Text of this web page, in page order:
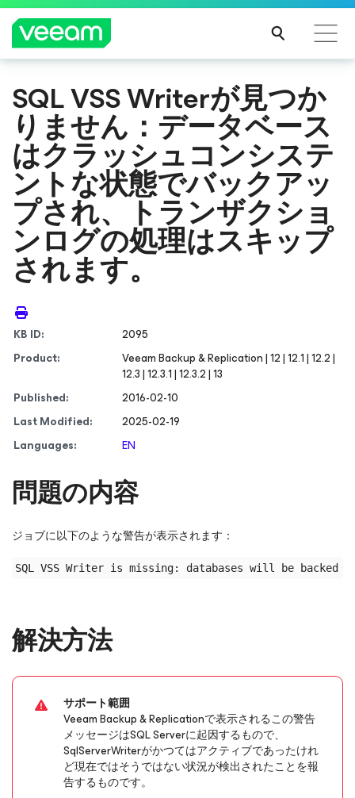
CrowdStrikeのコンテンツ更新によって影響を受け
るお客様向けのVeeamのガイダンス
続き
を読
む
SQL VSS Writerが見つか
りません：データベース
はクラッシュコンシステ
ントな状態でバックアッ
プされ、トランザクショ
ンログの処理はスキップ
されます。
KB ID:
2095
Product:
Veeam Backup & Replication | 12 | 12.1 | 12.2 |
12.3 | 12.3.1 | 12.3.2 | 13
Published:
2016-02-10
Last Modified:
2025-02-19
Languages:
EN
問題の内容
ジョブに以下のような警告が表示されます：
解決方法
サポート範囲
Veeam Backup & Replicationで表示されるこの警告
メッセージはSQL Serverに起因するもので、
SqlServerWriterがかつてはアクティブであったけれ
ど現在ではそうではない状況が検出されたことを報
告するものです。